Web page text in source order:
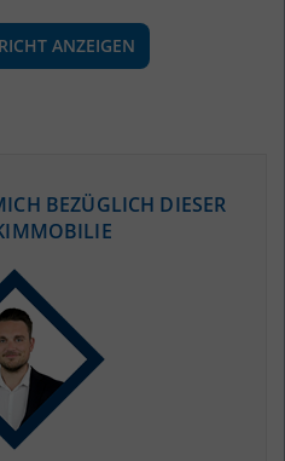
STANDORTBERICHT ANZEIGEN
BEZÜGLICH DIESER